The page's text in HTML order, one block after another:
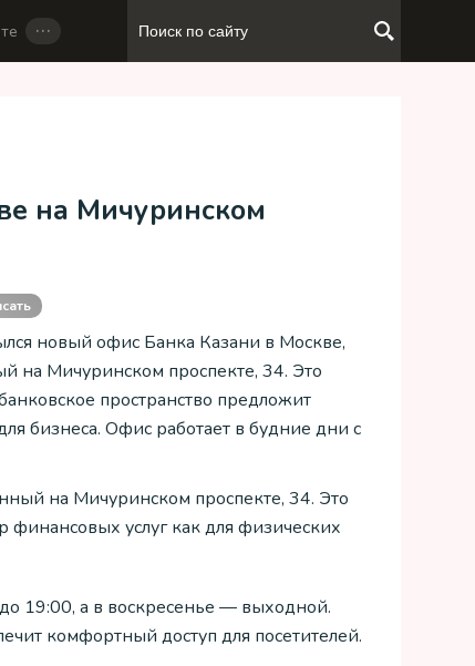
…
на Мичуринском
новый офис Банка Казани в Москве,
на Мичуринском проспекте, 34. Это
пространство предложит
бизнеса. Офис работает в будние дни с
на Мичуринском проспекте, 34. Это
услуг как для физических
19:00, а в воскресенье — выходной.
комфортный доступ для посетителей.